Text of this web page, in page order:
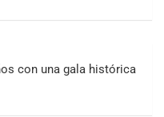
con una gala histórica